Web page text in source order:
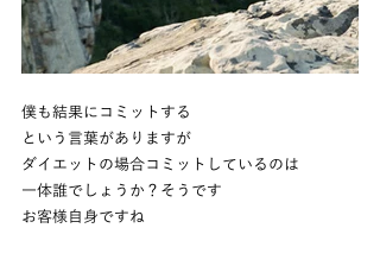
僕も結果にコミットする
という言葉がありますが
ダイエットの場合コミットしているのは
一体誰でしょうか？そうです
お客様自身ですね